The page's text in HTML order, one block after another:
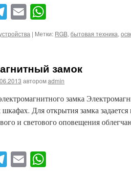
Telegram
Email
| Метки: RGB, бытовая техника,
замок
авторомadmin
замка
Для открытия замка
и светового оповещения
Telegram
Email